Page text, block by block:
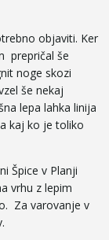
objaviti. Ker
prepričal še
noge skozi
še nekaj
lepa lahka linija
kaj ko je toliko
Špice v Planji
vrhu z lepim
Za varovanje v